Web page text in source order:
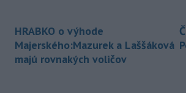
HRABKO o výhode
Majerského:Mazurek a Laššáková
majú rovnakých voličov